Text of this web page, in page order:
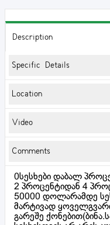
Description
Specific Details
Location
Video
Comments
0სესხები დაბალ
2 პროცენტიდან 4
50000 დოლარამდე
მარტივად
გარეშე